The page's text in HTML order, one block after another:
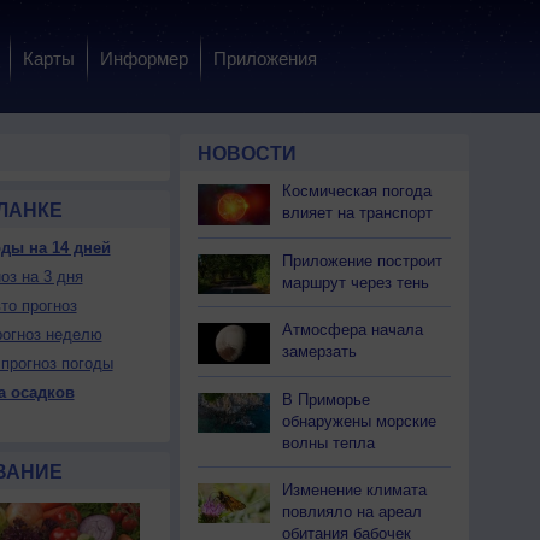
Карты Информер Приложения
10 пн
Ночь
10 пн
Нет
10 пн
Нет
11 вт
Нет
11 вт
Нет
11 вт
Нет
+2 +1 +9 +5 +4 +3
на 14 дней
на 3 дня
прогноз
неделю
погоды
осадков
НОВОСТИ
Космическая погода
влияет на транспорт
Приложение построит
маршрут через тень
Атмосфера начала
замерзать
В Приморье
обнаружены морские
волны тепла
Изменение климата
повлияло на ареал
обитания бабочек